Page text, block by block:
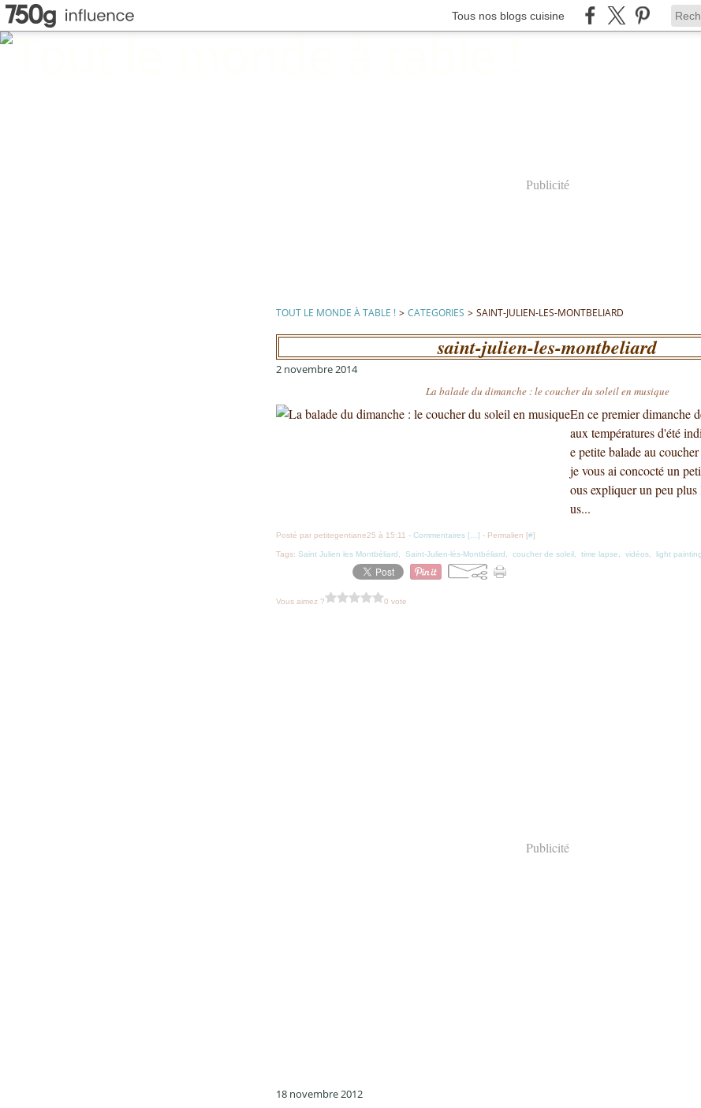
Tous nos blogs cuisine
Publicité
TOUT LE MONDE À TABLE ! > CATEGORIES > SAINT-JULIEN-LES-MONTBELIARD
saint-julien-les-montbeliard
2 novembre 2014
La balade du dimanche : le coucher du soleil en musique
En ce premier dimanche
aux températures d'été
e petite balade au
je vous ai concocté un
ous expliquer un peu
us...
Posté par petitegentiane25 à 15:11 - Commentaires [ ] - Permalien [#]
Tags: Saint Julien les Montbéliard Saint-Julien-lès-Montbéliard coucher de soleil time lapse vidéos light painting
Vous aimez ? 0 vote
Publicité
18 novembre 2012